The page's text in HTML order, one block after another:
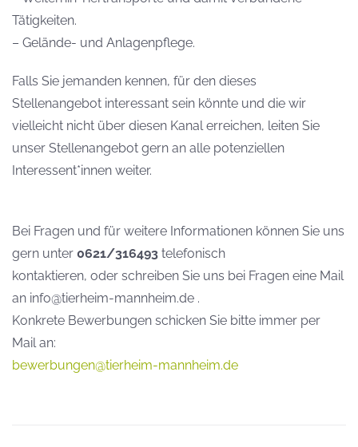
Tätigkeiten.
– Gelände- und Anlagenpflege.
Falls Sie jemanden kennen, für den dieses
Stellenangebot interessant sein könnte und die wir
vielleicht nicht über diesen Kanal erreichen, leiten Sie
unser Stellenangebot gern an alle potenziellen
Interessent*innen weiter.
Bei Fragen und für weitere Informationen können Sie uns
gern unter 0621/316493 telefonisch
kontaktieren, oder schreiben Sie uns bei Fragen eine Mail
an info@tierheim-mannheim.de .
Konkrete Bewerbungen schicken Sie bitte immer per
Mail an:
bewerbungen@tierheim-mannheim.de